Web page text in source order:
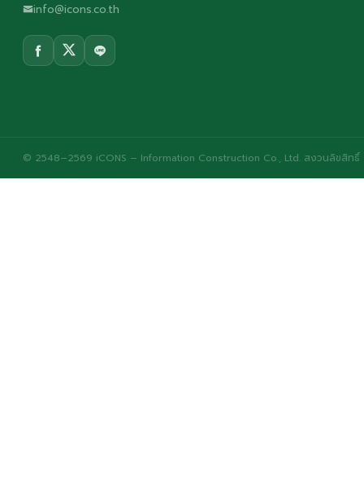
info@icons.co.th
© 2548–2569 iCONS – Information Construction Co., Ltd. สงวนลิขสิทธิ์